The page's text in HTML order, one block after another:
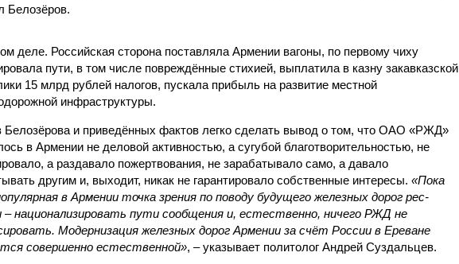
Белозёров.
деле. Российская сторона поставляла Армении вагоны, по первому чиху
пути, в том числе повреждённые стихией, выплатила в казну закавказской
15 млрд рублей налогов, пускала прибыль на развитие местной
инфраструктуры.
Белозёрова и приведённых фактов легко сделать вывод о том, что ОАО «РЖД»
в Армении не деловой активностью, а сугубой благотворительностью, не
а раздавало пожертвования, не зарабатывало само, а давало
другим и, выходит, никак не гарантировало собственные интересы. «Пока
в Армении точка зрения по поводу будущего железных дорог рес­
– национализировать пути сообщения и, естественно, ничего РЖД не
Модернизация железных дорог Армении за счёт России в Ереване
совершенно естественной», – указывает политолог Андрей Суздальцев.